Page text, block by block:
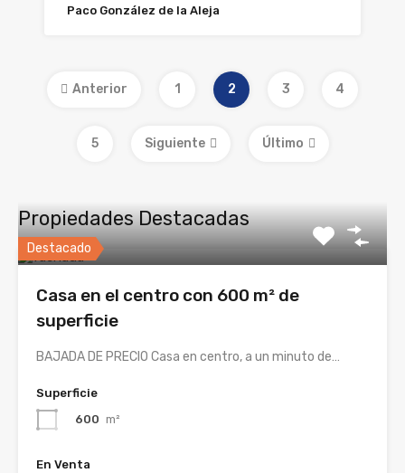
Paco González de la Aleja
Anterior 1 2 3 4
5 Siguiente Último
Propiedades Destacadas
Destacado
Casa en el centro con 600 m² de
superficie
BAJADA DE PRECIO Casa en centro, a un minuto de…
Superficie
600 m²
En Venta